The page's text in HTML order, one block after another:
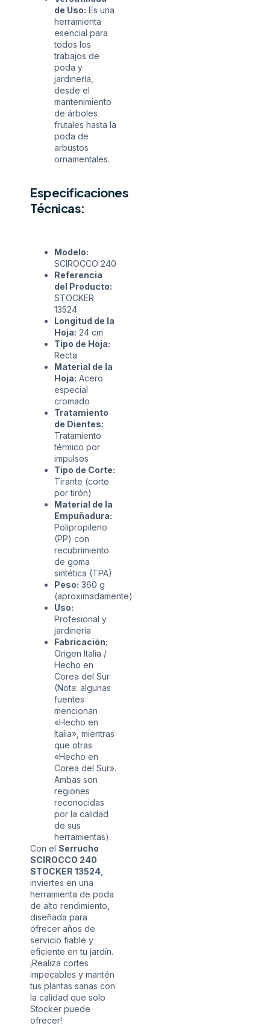
de Uso: Es una
herramienta
esencial para
todos los
trabajos de
poda y
jardinería,
desde el
mantenimiento
de árboles
frutales hasta la
poda de
arbustos
ornamentales.
Especificaciones
Técnicas:
Modelo:
SCIROCCO 240
Referencia
del Producto:
STOCKER
13524
Longitud de la
Hoja: 24 cm
Tipo de Hoja:
Recta
Material de la
Hoja: Acero
especial
cromado
Tratamiento
de Dientes:
Tratamiento
térmico por
impulsos
Tipo de Corte:
Tirante (corte
por tirón)
Material de la
Empuñadura:
Polipropileno
(PP) con
recubrimiento
de goma
sintética (TPA)
Peso: 360 g
(aproximadamente)
Uso:
Profesional y
jardinería
Fabricación:
Origen Italia /
Hecho en
Corea del Sur
(Nota: algunas
fuentes
mencionan
«Hecho en
Italia», mientras
que otras
«Hecho en
Corea del Sur».
Ambas son
regiones
reconocidas
por la calidad
de sus
herramientas).
Con el Serrucho
SCIROCCO 240
STOCKER 13524
inviertes en una
herramienta de poda
de alto rendimiento,
diseñada para
ofrecer años de
servicio fiable y
eficiente en tu jardín.
¡Realiza cortes
impecables y mantén
tus plantas sanas con
la calidad que solo
Stocker puede
ofrecer!